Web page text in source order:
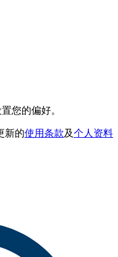
您的偏好。
新的使用条款及个人资料